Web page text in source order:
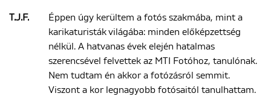
T.J.F.
Éppen úgy kerültem a fotós szakmába, mint a
karikaturisták világába: minden előképzettség
nélkül. A hatvanas évek elején hatalmas
szerencsével felvettek az MTI Fotóhoz, tanulónak.
Nem tudtam én akkor a fotózásról semmit.
Viszont a kor legnagyobb fotósaitól tanulhattam.